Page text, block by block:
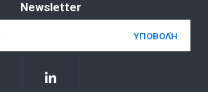
Newsletter